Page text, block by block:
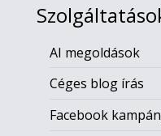
AI megoldások
Céges blog írás
Facebook